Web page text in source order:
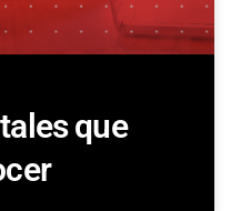
que